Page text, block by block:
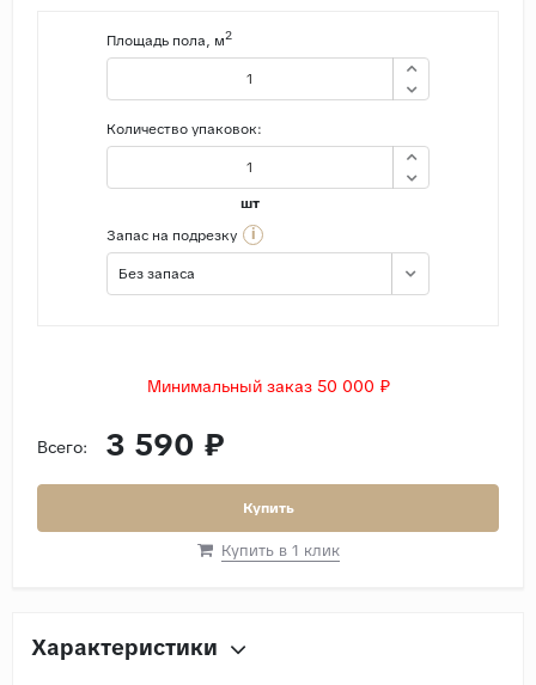
Площадь пола, м2
Количество упаковок:
шт
Запас на подрезку
i
Без запаса
Минимальный заказ 50 000 ₽
Всего: 3 590 ₽
Купить
Купить в 1 клик
Характеристики